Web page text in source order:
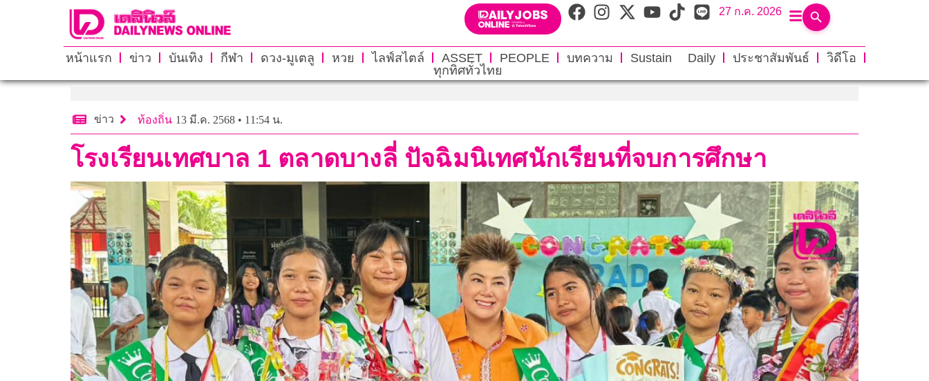
27 ก.ค. 2026
หน้าแรก ข่าว บันเทิง กีฬา ดวง-มูเตลู หวย ไลฟ์สไตล์ ASSET PEOPLE บทความ Sustain Daily ประชาสัมพันธ์
วิดีโอ
ทุกทิศทั่วไทย
ข่าว ท้องถิ่น 13 มี.ค. 2568 • 11:54 น.
โรงเรียนเทศบาล 1 ตลาดบางลี่ ปัจฉิมนิเทศนักเรียนที่จบการศึกษา